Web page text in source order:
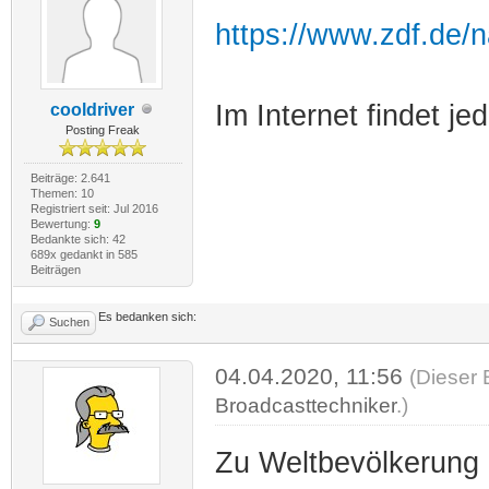
cooldriver
Posting Freak
Beiträge: 2.641
Themen: 10
Registriert seit: Jul 2016
Bewertung: 9
Bedankte sich: 42
689x gedankt in 585
Beiträgen
https://www.zdf.de/
Im Internet findet
Suchen Es bedanken sich:
04.04.2020, 11:56 (Dieser
Broadcasttechniker.)
Zu